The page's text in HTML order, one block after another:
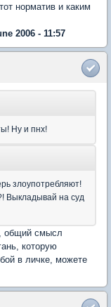
норматив и каким
2006 - 11:57
Ну и пнх!
злоупотребляют!
Выкладывай на суд
общий смысл
которую
в личке, можете